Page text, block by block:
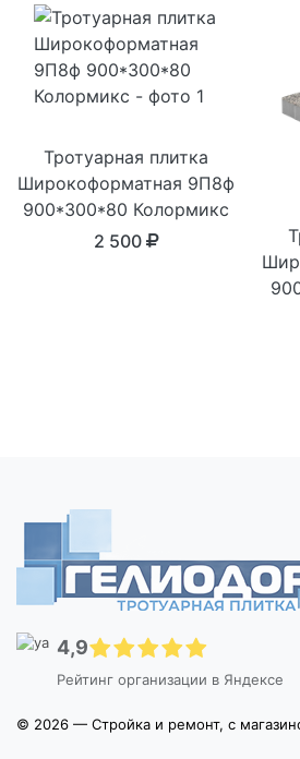
Тротуарная плитка
Широкоформатная 9П8ф
900*300*80 Колормикс
2 500
4,9
Рейтинг организации в Яндексе
© 2026 — Стройка и ремонт, с